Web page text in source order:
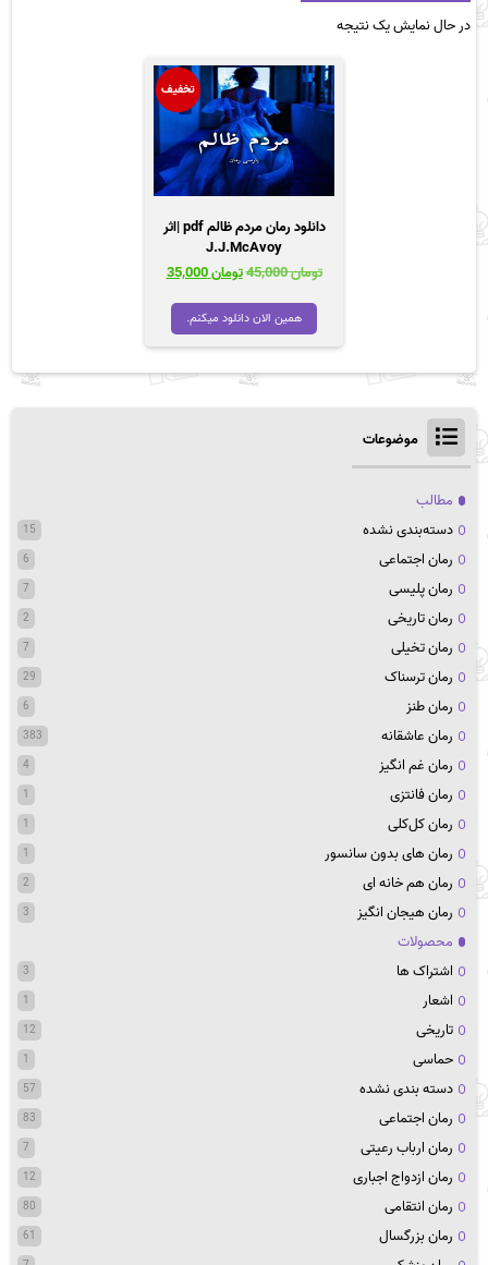
در حال نمایش یک نتیجه
تخفیف
دانلود رمان مردم ظالم pdf |اثر
J.J.McAvoy
تومان45,000
قیمت
تومان 45,000
بود.
تومان35,000
قیمت
همین الان دانلود میکنم.
موضوعات
مطالب
دسته‌بندی نشده
15
رمان اجتماعی 6
رمان پلیسی 7
رمان تاریخی 2
رمان تخیلی 7
رمان ترسناک 29
رمان طنز 6
رمان عاشقانه 383
رمان غم انگیز 4
رمان فانتزی 1
رمان کل‌کلی 1
رمان های بدون سانسور 1
رمان هم خانه ای 2
رمان هیجان انگیز 3
محصولات
اشتراک ها
3
اشعار 1
تاریخی 12
حماسی 1
دسته بندی نشده 57
رمان اجتماعی 83
رمان ارباب رعیتی 7
رمان ازدواج اجباری 12
رمان انتقامی 80
رمان بزرگسال 61